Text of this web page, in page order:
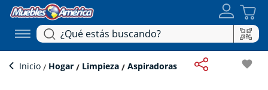
Inicio Hogar Limpieza Aspiradoras favorite